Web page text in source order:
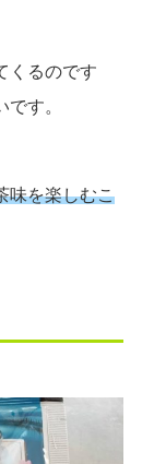
くるのです
す。
味を楽しむこ